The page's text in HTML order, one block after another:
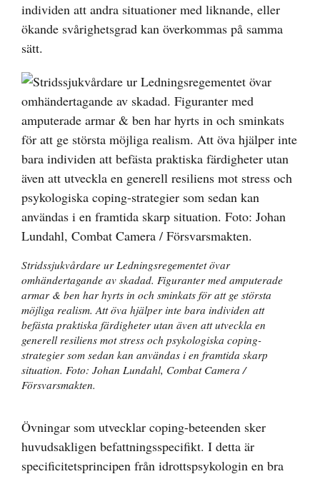
individen att andra situationer med liknande, eller
ökande svårighetsgrad kan överkommas på samma
sätt.
Stridssjukvårdare ur Ledningsregementet övar
omhändertagande av skadad. Figuranter med amputerade
armar & ben har hyrts in och sminkats för att ge största
möjliga realism. Att öva hjälper inte bara individen att
befästa praktiska färdigheter utan även att utveckla en
generell resiliens mot stress och psykologiska coping-
strategier som sedan kan användas i en framtida skarp
situation. Foto: Johan Lundahl, Combat Camera /
Försvarsmakten.
Övningar som utvecklar coping-beteenden sker
huvudsakligen befattningsspecifikt. I detta är
specificitetsprincipen från idrottspsykologin en bra